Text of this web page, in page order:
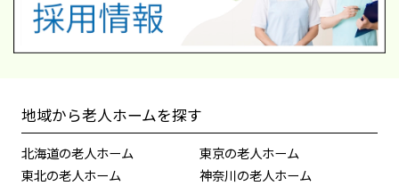
地域から老人ホームを探す
北海道の老人ホーム
東北の老人ホーム
東京の老人ホーム
神奈川の老人ホーム